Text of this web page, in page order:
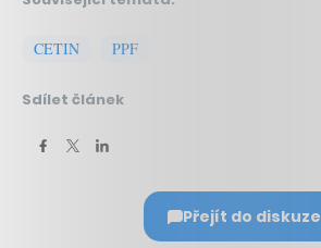
CETIN PPF
Sdílet článek
Přejít do diskuze